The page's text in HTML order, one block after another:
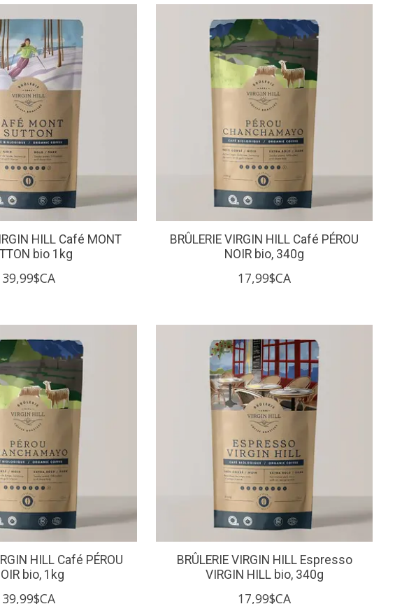
HILL Café MONT
bio 1kg
39,99$CA
BRÛLERIE VIRGIN HILL Café PÉROU
NOIR bio, 340g
17,99$CA
HILL Café PÉROU
bio, 1kg
39,99$CA
BRÛLERIE VIRGIN HILL Espresso
VIRGIN HILL bio, 340g
17,99$CA